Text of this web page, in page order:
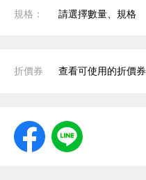
規格： 請選擇數量、規格
折價券 查看可使用的折價券